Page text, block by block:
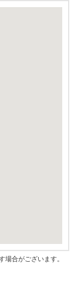
合がございます。